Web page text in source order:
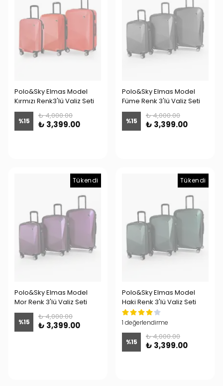
Polo&Sky Elmas Model
Kırmızı Renk3'lü Valiz Seti
%15
₺ 4,000.00
₺ 3,399.00
Polo&Sky Elmas Model
Füme Renk 3'lü Valiz Seti
%15
₺ 4,000.00
₺ 3,399.00
Tükendi
Polo&Sky Elmas Model
Mor Renk 3'lü Valiz Seti
%15
₺ 4,000.00
₺ 3,399.00
Tükendi
Polo&Sky Elmas Model
Haki Renk 3'lü Valiz Seti
1 değerlendirme
%15
₺ 4,000.00
₺ 3,399.00